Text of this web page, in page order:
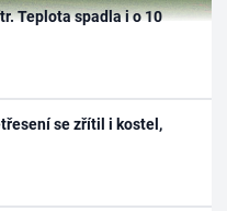
Teplota spadla i o 10
se zřítil i kostel,